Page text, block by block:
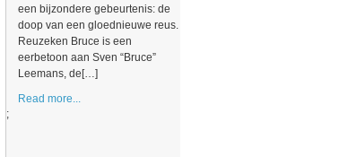
een bijzondere gebeurtenis: de
doop van een gloednieuwe reus.
Reuzeken Bruce is een
eerbetoon aan Sven “Bruce”
Leemans, de[…]
Read more...
;